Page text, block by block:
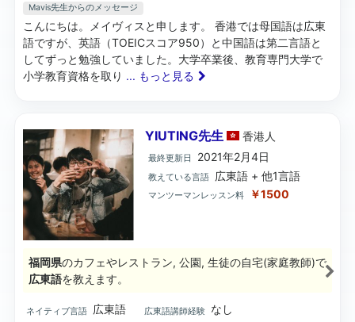
Mavis先生からのメッセージ
こんにちは。メイヴィスと申します。 香港では母国語は広東
語ですが、英語（TOEICスコア950）と中国語は第二言語と
してずっと勉強していました。大学卒業後、教育専門大学で
小学教育資格を取り ... もっと見る
YIUTING先生 香港人
最終更新日 2021年2月4日
教えている言語 広東語 + 他1言語
マンツーマンレッスン料 ￥1500
福岡県のカフェやレストラン, 公園, 生徒の自宅(家庭教師)で
広東語を教えます。
ネイティブ言語 広東語 広東語講師経験
なし